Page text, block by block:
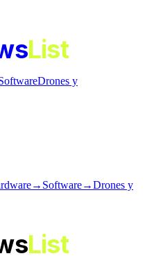
List
Drones y
→ Software→Drones y
List